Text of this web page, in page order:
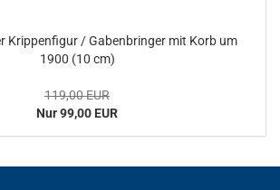
Krippenfigur / Gabenbringer mit Korb um
1900 (10 cm)
119,00 EUR
Nur 99,00 EUR